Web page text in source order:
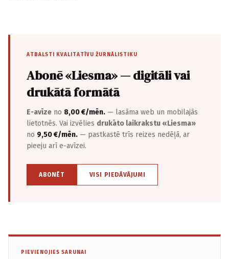
ATBALSTI KVALITATĪVU ŽURNĀLISTIKU
Abonē «Liesma» — digitāli vai
drukātā formātā
E-avīze no 8,00 €/mēn. — lasāma web un mobilajās
lietotnēs. Vai izvēlies drukāto laikrakstu «Liesma»
no 9,50 €/mēn. — pastkastē trīs reizes nedēļā, ar
pieeju arī e-avīzei.
ABONĒT VISI PIEDĀVĀJUMI
PIEVIENOJIES SARUNAI